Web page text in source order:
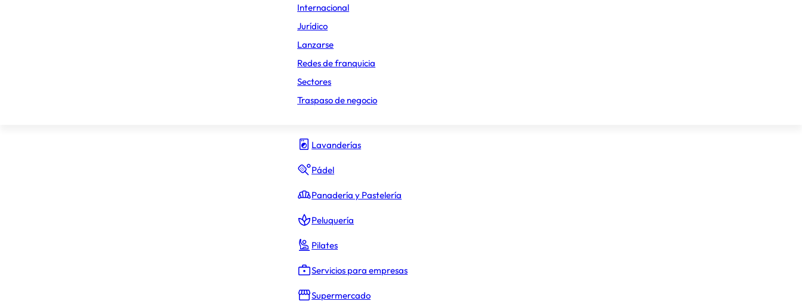
Hamburguesas
Heladerías
Hostelería y Restauración
Lavanderías
Pádel
Panadería y Pastelería
Peluquería
Pilates
Servicios para empresas
Supermercado
Internacional
Jurídico
Lanzarse
Redes de franquicia
Sectores
Traspaso de negocio